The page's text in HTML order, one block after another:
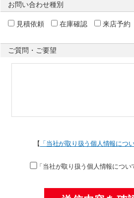
お問い合わせ種別
見積依頼 在庫確認 来店予約
ご質問・ご要望
【 「当社が取り扱う個人情報につい
「当社が取り扱う個人情報につい